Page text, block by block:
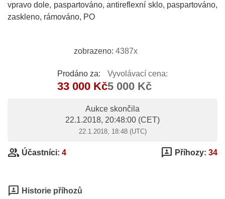
vpravo dole, paspartováno, antireflexní sklo, paspartováno,
zaskleno, rámováno, PO
zobrazeno: 4387x
Prodáno za:
33 000 Kč
Vyvolávací cena:
5 000 Kč
Aukce skončila
22.1.2018, 20:48:00 (CET)
22.1.2018, 18:48 (UTC)
group Účastníci: 4 3p Příhozy: 34
3p Historie příhozů